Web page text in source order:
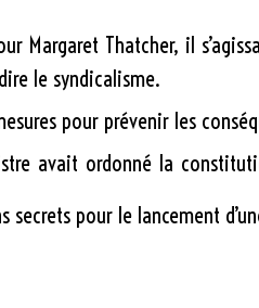
Margaret Thatcher, il
le syndicalisme.
pour prévenir les
avait ordonné la
pour le lancement